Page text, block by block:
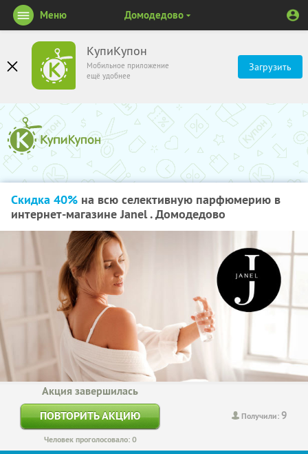
КупиКупон
Мобильное приложение
ещё удобнее
Загрузить
Меню Домодедово
Скидка 40% на всю селективную парфюмерию в
интернет-магазине Janel . Домодедово
Получили:9
Акция завершилась
ПОВТОРИТЬ АКЦИЮ
Человек проголосовало: 0